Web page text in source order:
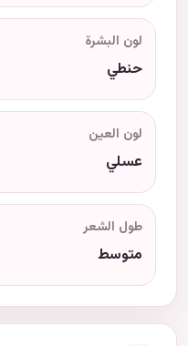
لون البشرة
حنطي
لون العين
عسلي
طول الشعر
متوسط